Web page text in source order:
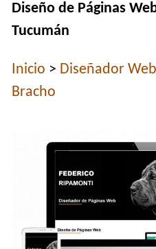
Diseño de Páginas
Tucumán
Inicio > Diseñador
Bracho